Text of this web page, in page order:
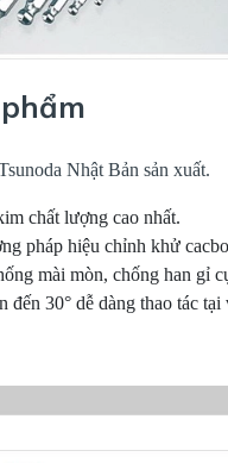
Nhật Bản sản xuất.
chất lượng cao nhất.
pháp hiệu chỉnh khử
mài mòn, chống han gỉ
đến 30° dễ dàng thao tác